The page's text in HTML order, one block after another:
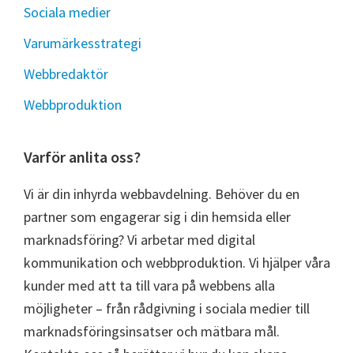
Sociala medier
Varumärkesstrategi
Webbredaktör
Webbproduktion
Varför anlita oss?
Vi är din inhyrda webbavdelning. Behöver du en
partner som engagerar sig i din hemsida eller
marknadsföring? Vi arbetar med digital
kommunikation och webbproduktion. Vi hjälper våra
kunder med att ta till vara på webbens alla
möjligheter – från rådgivning i sociala medier till
marknadsföringsinsatser och mätbara mål.